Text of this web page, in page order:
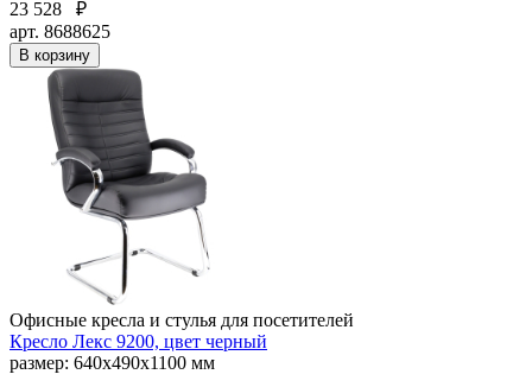
23 528
₽
арт. 8688625
В корзину
Офисные кресла и стулья для посетителей
Кресло Лекс 9200, цвет черный
размер: 640х490х1100 мм